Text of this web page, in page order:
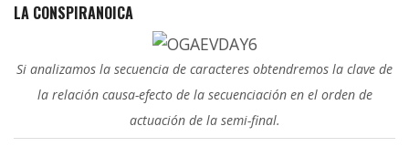
LA CONSPIRANOICA
Si analizamos la secuencia de caracteres obtendremos la clave de
la relación causa-efecto de la secuenciación en el orden de
actuación de la semi-final.